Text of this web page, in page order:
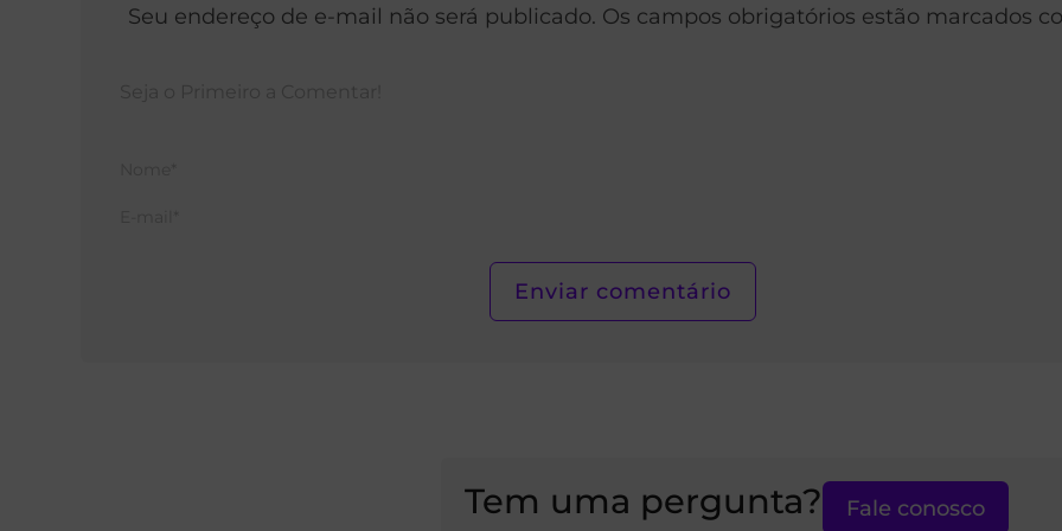
Seu endereço de e-mail não será publicado. Os campos obrigatórios estão marcados
Tem uma pergunta? Fale conosco